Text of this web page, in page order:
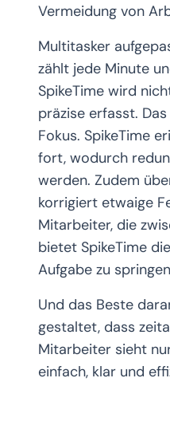
Vermeidung von
Multitasker
zählt jede Minute
SpikeTime wird
präzise erfasst.
Fokus. SpikeTime
fort, wodurch
werden. Zudem
korrigiert etwaige
Mitarbeiter, die
bietet SpikeTime
Aufgabe zu
Und das Beste
gestaltet, dass
Mitarbeiter sieht
einfach, klar und